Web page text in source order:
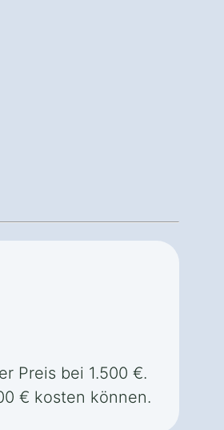
Preis bei 1.500 €.
€ kosten können.